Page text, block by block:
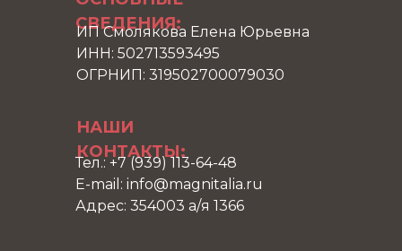
СВЕДЕНИЯ:
НАШИ
КОНТАКТЫ:
ИП Смолякова Елена Юрьевна
ИНН: 502713593495
ОГРНИП: 319502700079030
Тел.: +7 (939) 113-64-48
E-mail: info@magnitalia.ru
Адрес: 354003 а/я 1366